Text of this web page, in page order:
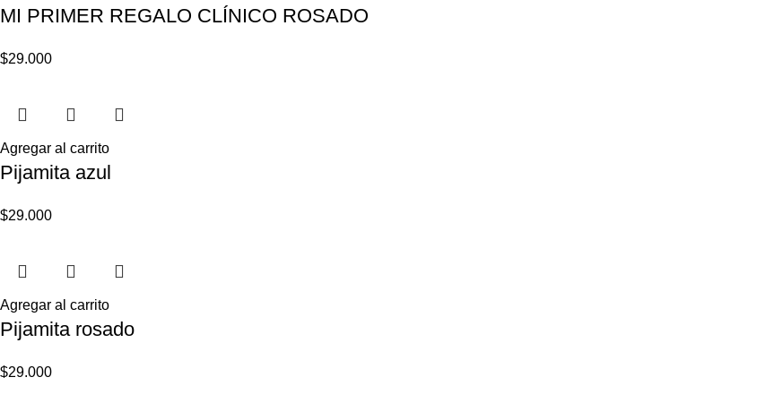
MI PRIMER REGALO CLÍNICO ROSADO
$29.000
Agregar al carrito
Pijamita azul
$29.000
Agregar al carrito
Pijamita rosado
$29.000